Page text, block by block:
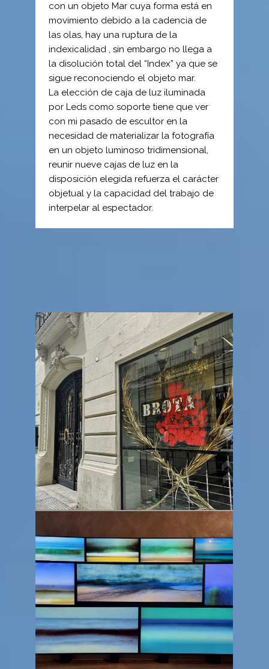
con un objeto Mar cuya forma está en
movimiento debido a la cadencia de
las olas, hay una ruptura de la
indexicalidad , sin embargo no llega a
la disolución total del “Index” ya que se
sigue reconociendo el objeto mar.
La elección de caja de luz iluminada
por Leds como soporte tiene que ver
con mi pasado de escultor en la
necesidad de materializar la fotografía
en un objeto luminoso tridimensional,
reunir nueve cajas de luz en la
disposición elegida refuerza el carácter
objetual y la capacidad del trabajo de
interpelar al espectador.